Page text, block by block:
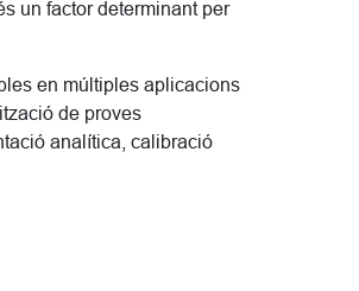
un factor determinant per
en múltiples aplicacions
de proves
analítica, calibració